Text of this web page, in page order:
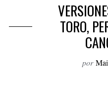
c
TORO,
por